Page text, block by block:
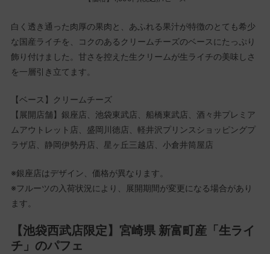
白く透き通った肉厚の果肉と、あふれる果汁が特徴のとても希少
な国産ライチを、コクのあるクリームチーズのベースにたっぷり
飾り付けました。甘さを控えた生クリームが生ライチの美味しさ
を一層引き立てます。
【ベース】クリームチーズ
【展開店舗】銀座店、池袋東武店、船橋東武店、酒々井プレミア
ムアウトレット店、盛岡川徳店、軽井沢プリンスショッピングプ
ラザ店、静岡伊勢丹店、星ヶ丘三越店、小倉井筒屋店
※銀座店はデザイン、価格が異なります。
※フルーツの入荷状況により、展開期間が変更になる場合があり
ます。
【池袋西武店限定】宮崎県 新富町産「生ライ
チ」のパフェ